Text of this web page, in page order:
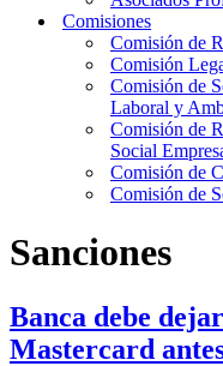
Comisiones
Comisión de
Comisión
Comisión de
Laboral y
Comisión de
Social
Comisión de
Comisión de
Sanciones
Banca debe
Mastercard